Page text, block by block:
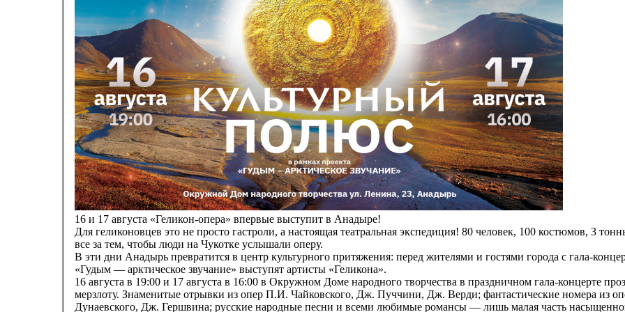
16 и 17 августа «Геликон-опера» впервые выступит в Анадыре!
Для геликоновцев это не просто гастроли, а настоящая театральная экспедиция! 80 человек, 100 костюмов, 3
все за тем, чтобы люди на Чукотке услышали оперу.
В эти дни Анадырь превратится в центр культурного притяжения: перед жителями и гостями города с гала-
«Гудым — арктическое звучание» выступят артисты «Геликона».
16 августа в 19:00 и 17 августа в 16:00 в Окружном Доме народного творчества в праздничном гала-концерте
мерзлоту. Знаменитые отрывки из опер П.И. Чайковского, Дж. Пуччини, Дж. Верди; фантастические номера из
Дунаевского, Дж. Гершвина; русские народные песни и всеми любимые романсы — лишь малая часть